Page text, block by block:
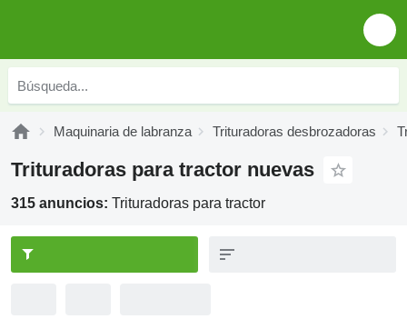
Maquinaria de labranza Trituradoras desbrozadoras
Trituradoras para tractor nuevas
315 anuncios: Trituradoras para tractor